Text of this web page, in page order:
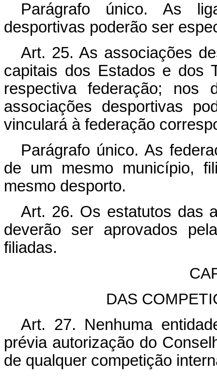
Parágrafo único. As
desportivas poderão ser
Art. 25. As associações
capitais dos Estados e dos
respectiva federação; nos
associações desportivas
vinculará à federação
Parágrafo único. As
de um mesmo município,
mesmo desporto.
Art. 26. Os estatutos das
deverão ser aprovados
filiadas.
DAS
Art. 27. Nenhuma
prévia autorização do
de qualquer competição